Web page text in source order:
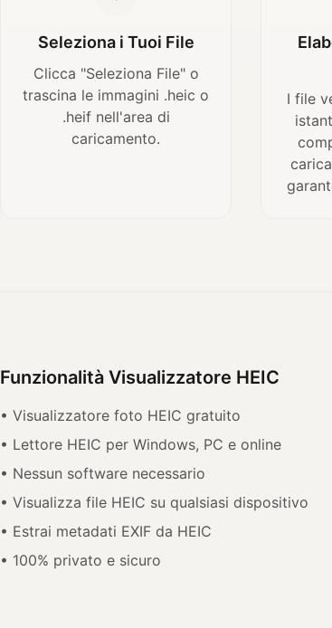
Seleziona i Tuoi File
Clicca "Seleziona File" o
trascina le immagini .heic o
.heif nell'area di
caricamento.
I file
Funzionalità Visualizzatore HEIC
• Visualizzatore foto HEIC gratuito
• Lettore HEIC per Windows, PC e online
• Nessun software necessario
• Visualizza file HEIC su qualsiasi dispositivo
• Estrai metadati EXIF da HEIC
• 100% privato e sicuro